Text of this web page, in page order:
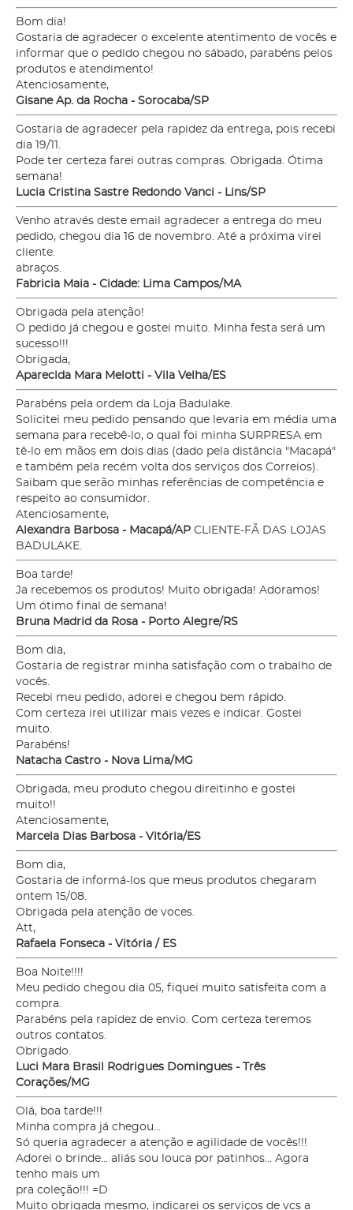
Bom dia!
Gostaria de agradecer o excelente atentimento de vocês e
informar que o pedido chegou no sábado, parabéns pelos
produtos e atendimento!
Atenciosamente,
Gisane Ap. da Rocha - Sorocaba/SP
Gostaria de agradecer pela rapidez da entrega, pois recebi
dia 19/11.
Pode ter certeza farei outras compras. Obrigada. Ótima
semana!
Lucia Cristina Sastre Redondo Vanci - Lins/SP
Venho através deste email agradecer a entrega do meu
pedido, chegou dia 16 de novembro. Até a próxima virei
cliente.
abraços.
Fabricia Maia - Cidade: Lima Campos/MA
Obrigada pela atenção!
O pedido já chegou e gostei muito. Minha festa será um
sucesso!!!
Obrigada,
Aparecida Mara Melotti - Vila Velha/ES
Parabéns pela ordem da Loja Badulake.
Solicitei meu pedido pensando que levaria em média uma
semana para recebê-lo, o qual foi minha SURPRESA em
tê-lo em mãos em dois dias (dado pela distância "Macapá"
e também pela recém volta dos serviços dos Correios).
Saibam que serão minhas referências de competência e
respeito ao consumidor.
Atenciosamente,
Alexandra Barbosa - Macapá/AP CLIENTE-FÃ DAS LOJAS
BADULAKE.
Boa tarde!
Ja recebemos os produtos! Muito obrigada! Adoramos!
Um ótimo final de semana!
Bruna Madrid da Rosa - Porto Alegre/RS
Bom dia,
Gostaria de registrar minha satisfação com o trabalho de
vocês.
Recebi meu pedido, adorei e chegou bem rápido.
Com certeza irei utilizar mais vezes e indicar. Gostei
muito.
Parabéns!
Natacha Castro - Nova Lima/MG
Obrigada, meu produto chegou direitinho e gostei
muito!!
Atenciosamente,
Marcela Dias Barbosa - Vitória/ES
Bom dia,
Gostaria de informá-los que meus produtos chegaram
ontem 15/08.
Obrigada pela atenção de voces.
Att,
Rafaela Fonseca - Vitória / ES
Boa Noite!!!!
Meu pedido chegou dia 05, fiquei muito satisfeita com a
compra.
Parabéns pela rapidez de envio. Com certeza teremos
outros contatos.
Obrigado.
Luci Mara Brasil Rodrigues Domingues - Três
Corações/MG
Olá, boa tarde!!!
Minha compra já chegou...
Só queria agradecer a atenção e agilidade de vocês!!!
Adorei o brinde... aliás sou louca por patinhos... Agora
tenho mais um
pra coleção!!! =D
Muito obrigada mesmo, indicarei os serviços de vcs a